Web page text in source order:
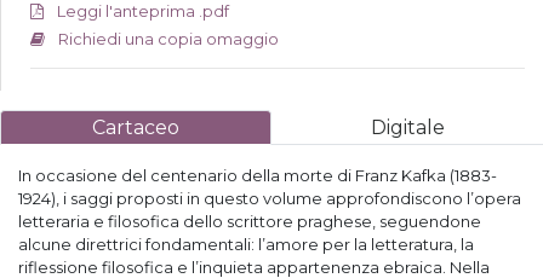
Leggi l'anteprima .pdf
Richiedi una copia omaggio
Cartaceo Digitale
In occasione del centenario della morte di Franz Kafka (1883-
1924), i saggi proposti in questo volume approfondiscono l’opera
letteraria e filosofica dello scrittore praghese, seguendone
alcune direttrici fondamentali: l’amore per la letteratura, la
riflessione filosofica e l’inquieta appartenenza ebraica. Nella